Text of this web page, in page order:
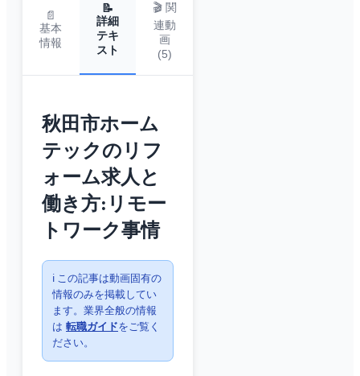
📄
基本
情報
📝
詳細
テキ
スト
🎬 関
連動
画
(5)
秋田市ホーム
テックのリフ
ォーム求人と
働き方:リモー
トワーク事情
ℹ️ この記事は動画固有の
情報のみを掲載してい
ます。業界全般の情報
は 転職ガイドをご覧く
ださい。